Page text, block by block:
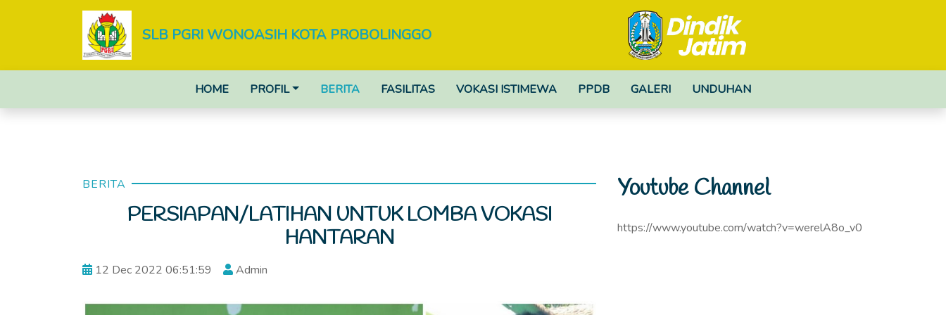
SLB PGRI WONOASIH KOTA PROBOLINGGO
HOME PROFIL BERITA FASILITAS VOKASI ISTIMEWA PPDB GALERI UNDUHAN
BERITA
PERSIAPAN/LATIHAN UNTUK LOMBA VOKASI
HANTARAN
12 Dec 2022 06:51:59 Admin
Youtube Channel
https://www.youtube.com/watch?v=werelA8o_v0